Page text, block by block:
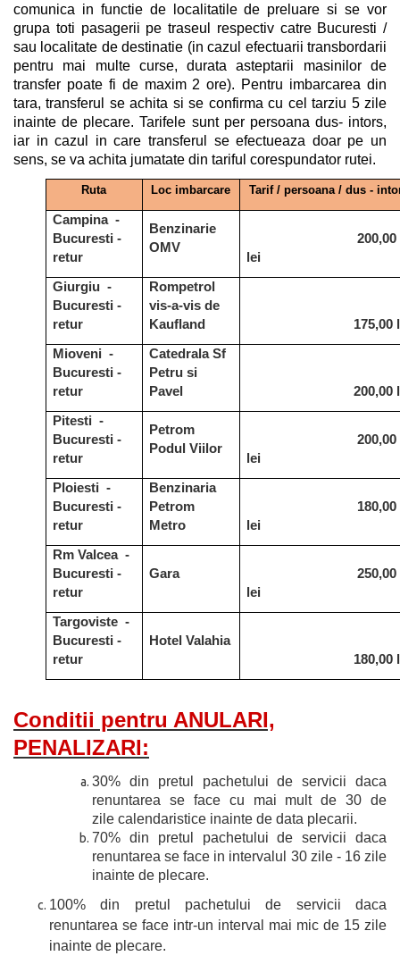
comunica in functie de localitatile de preluare si se vor
grupa toti pasagerii pe traseul respectiv catre Bucuresti /
sau localitate de destinatie (in cazul efectuarii transbordarii
pentru mai multe curse, durata asteptarii masinilor de
transfer poate fi de maxim 2 ore). Pentru imbarcarea din
tara, transferul se achita si se confirma cu cel tarziu 5 zile
inainte de plecare. Tarifele sunt per persoana dus- intors,
iar in cazul in care transferul se efectueaza doar pe un
sens, se va achita jumatate din tariful corespundator rutei.
Ruta Loc imbarcare Tarif / persoana / dus -
Campina -
Bucuresti -
retur
Benzinarie
OMV
200,00
lei
Giurgiu -
Bucuresti -
retur
Rompetrol
vis-a-vis de
Kaufland
175,00
Mioveni -
Bucuresti -
retur
Catedrala Sf
Petru si
Pavel
200,00
Pitesti -
Bucuresti -
retur
Petrom
Podul Viilor
200,00
lei
Ploiesti -
Bucuresti -
retur
Benzinaria
Petrom
Metro
180,00
lei
Rm Valcea -
Bucuresti -
retur
Gara
250,00
lei
Targoviste -
Bucuresti -
retur
Hotel Valahia
180,00
Conditii pentru ANULARI,
PENALIZARI:
30% din pretul pachetului de servicii daca
renuntarea se face cu mai mult de 30 de
zile calendaristice inainte de data plecarii.
70% din pretul pachetului de servicii daca
renuntarea se face in intervalul 30 zile - 16 zile
inainte de plecare.
100% din pretul pachetului de servicii daca
renuntarea se face intr-un interval mai mic de 15 zile
inainte de plecare.